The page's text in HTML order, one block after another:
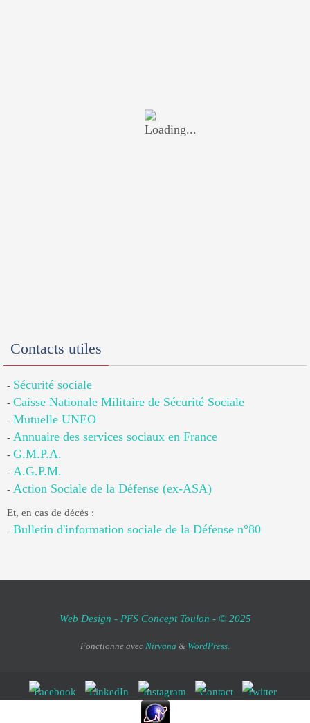
Contacts utiles
- Sécurité sociale
- Caisse Nationale Militaire de Sécurité Sociale
- Mutuelle UNEO
- Annuaire des services sociaux en France
- G.M.P.A.
- A.G.P.M.
- Action Sociale de la Défense (ex-ASA)
Et, en cas de décès :
- Bulletin d'information sociale de la Défense n°80
Web Design - PFS Concept Toulon - © 2025
Fonctionne avec Nirvana & WordPress.